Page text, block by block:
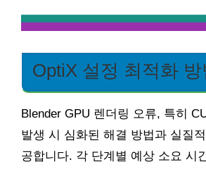
OptiX 설정 최적화 방
Blender GPU 렌더링 오류, 특히
발생 시 심화된 해결 방법과 실질
공합니다. 각 단계별 예상 소요 시